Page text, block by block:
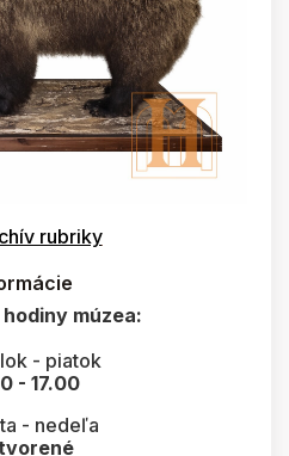
rubriky
múzea:
- piatok
- 17.00
- nedeľa